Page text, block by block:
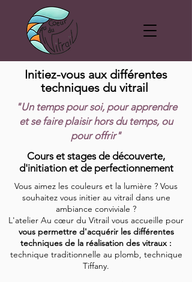
Initiez-vous aux différentes
techniques du vitrail
"Un temps pour soi, pour apprendre
et se faire plaisir hors du temps, ou
pour offrir"
Cours et stages de découverte,
d'initiation et de perfectionnement
Vous aimez les couleurs et la lumière ? Vous
souhaitez vous initier au vitrail dans une
ambiance conviviale ?
L'atelier Au cœur du Vitrail vous accueille pour
vous permettre d'acquérir les différentes
techniques de la réalisation des vitraux :
technique traditionnelle au plomb, technique
Tiffany.